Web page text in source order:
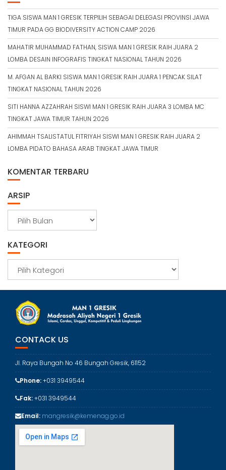
TIGA SISWA MAN 1 GRESIK TERPILIH SEBAGAI DELEGASI PROVINSI JAWA
TIMUR PADA GG BIODIVERSITY ACTION CAMP 2026
MAHATIR MUHAMMAD FATHAN, SISWA MAN 1 GRESIK RAIH JUARA 2
LOMBA DESAIN INFOGRAFIS TINGKAT NASIONAL TAHUN 2026
M. AFGAN AL BARKI SISWA MAN 1 GRESIK RAIH JUARA 1 PENCAK SILAT
TINGKAT NASIONAL TAHUN 2026
SITI HANNA AZZAHRAH SISWI MAN 1 GRESIK RAIH JUARA 3 LOMBA MC
TINGKAT JAWA TIMUR TAHUN 2026
AHIMMAH TSALISTATUL FITRIYAH SISWI MAN 1 GRESIK RAIH JUARA 2
LOMBA PIDATO BAHASA ARAB TINGKAT JAWA TIMUR
KOMENTAR TERBARU
ARSIP
i
KATEGORI
t
CONTACK US
Jl. Raya Bungah No 46 Bungah Gresik, 61152
Phone:+031 3949544
Fak:+031 3949544
Email: mangresik@kemenag.go.id